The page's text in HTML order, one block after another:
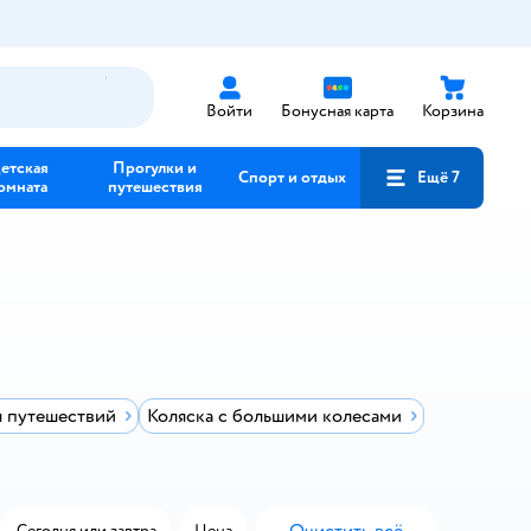
Войти Бонусная карта Корзина
Прогулки и
путешествия
Спорт и отдых Ещё 7
путешествий
Коляска с большими колесами